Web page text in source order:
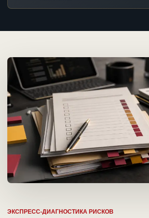
ЭКСПРЕСС-ДИАГНОСТИКА РИСКОВ